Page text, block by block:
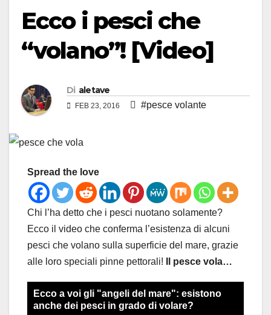
Ecco i pesci che
“volano”! [Video]
Di aletave
FEB 23, 2016 #pesce volante
Spread the love
Chi l’ha detto che i pesci nuotano solamente?
Ecco il video che conferma l’esistenza di alcuni
pesci che volano sulla superficie del mare, grazie
alle loro speciali pinne pettorali!
Il pesce vola…